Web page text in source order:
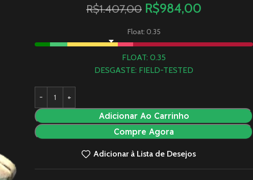
R$1.407,00 R$984,00
Float: 0.35
FLOAT: 0.35
DESGASTE: FIELD-TESTED
Adicionar Ao Carrinho
Compre Agora
Adicionar à Lista de Desejos